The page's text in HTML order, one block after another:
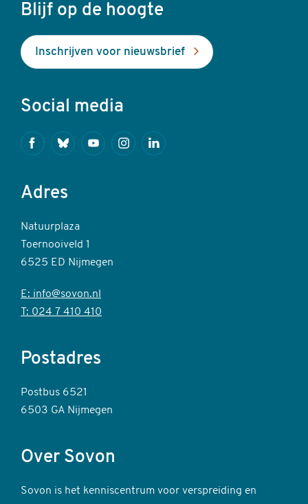
Blijf op de hoogte
Inschrijven voor nieuwsbrief
Social media
FacebookBlueskyYoutubeInstagramLinkedin
Adres
Natuurplaza
Toernooiveld 1
6525 ED Nijmegen
E: info@sovon.nl
T: 024 7 410 410
Postadres
Postbus 6521
6503 GA Nijmegen
Over Sovon
Sovon is het kenniscentrum voor verspreiding en